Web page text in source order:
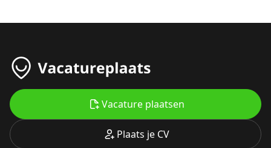
Plaats je CV
Vacature plaatsen